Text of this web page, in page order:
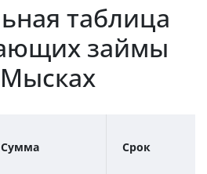
таблица
займы
Сумма Срок